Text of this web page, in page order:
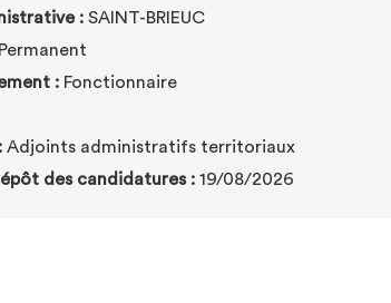
: SAINT-BRIEUC
Permanent
: Fonctionnaire
Adjoints administratifs territoriaux
des candidatures : 19/08/2026